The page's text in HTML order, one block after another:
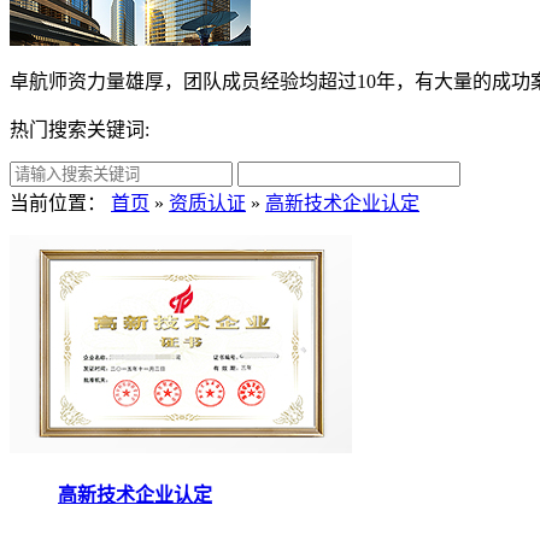
卓航师资力量雄厚，团队成员经验均超过10年，有大量的成功
热门搜索关键词:
当前位置： 首页 » 资质认证 » 高新技术企业认定
高新技术企业认定